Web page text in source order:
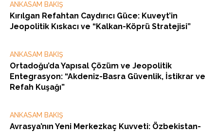
ANKASAM BAKIŞ
Kırılgan Refahtan Caydırıcı Güce: Kuveyt’in
Jeopolitik Kıskacı ve “Kalkan-Köprü Stratejisi”
ANKASAM BAKIŞ
Ortadoğu’da Yapısal Çözüm ve Jeopolitik
Entegrasyon: “Akdeniz-Basra Güvenlik, İstikrar ve
Refah Kuşağı”
ANKASAM BAKIŞ
Avrasya’nın Yeni Merkezkaç Kuvveti: Özbekistan-